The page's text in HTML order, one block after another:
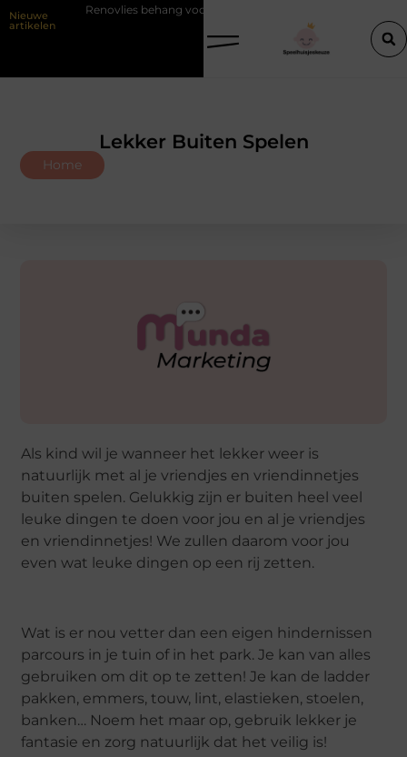
Nieuwe
artikelen
Renovlies behang voor strakke wanden
Lekker Buiten Spelen
Home
Als kind wil je wanneer het lekker weer is
natuurlijk met al je vriendjes en vriendinnetjes
buiten spelen. Gelukkig zijn er buiten heel veel
leuke dingen te doen voor jou en al je vriendjes
en vriendinnetjes! We zullen daarom voor jou
even wat leuke dingen op een rij zetten.
Wat is er nou vetter dan een eigen hindernissen
parcours in je tuin of in het park. Je kan van alles
gebruiken om dit op te zetten! Je kan de ladder
pakken, emmers, touw, lint, elastieken, stoelen,
banken… Noem het maar op, gebruik lekker je
fantasie en zorg natuurlijk dat het veilig is!